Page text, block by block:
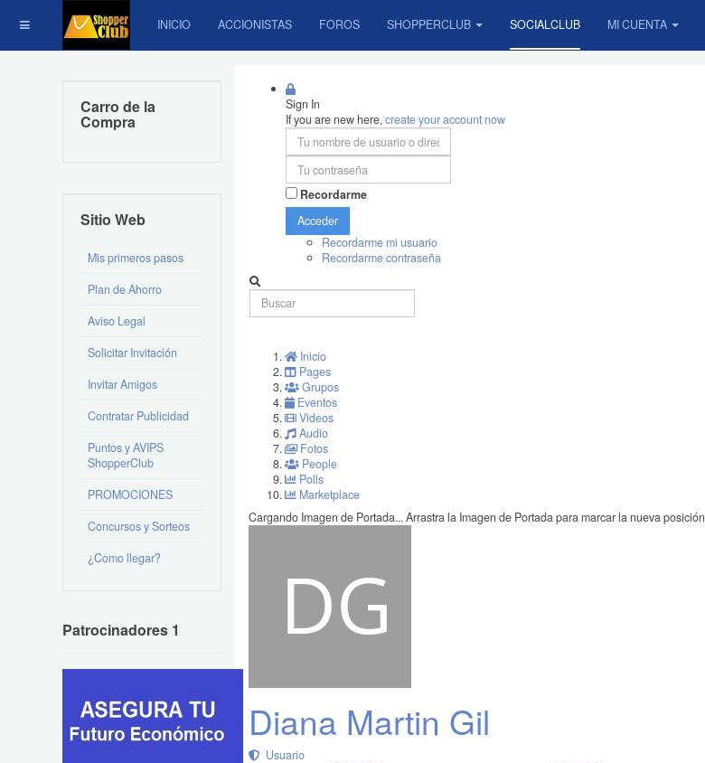
INICIO ACCIONISTAS FOROS SHOPPERCLUB SOCIALCLUB MI CUENTA
Sign In
If you are new here,create your account now
Recordarme
Acceder
Recordarme mi usuario
Recordarme contraseña
Inicio
Pages
Grupos
Eventos
Videos
Audio
Fotos
People
Polls
Marketplace
Cargando Imagen de Portada...Arrastra la Imagen de Portada para marcar la nueva posición
Diana Martin Gil
Usuario
Carro de la
Compra
Sitio Web
Mis primeros pasos
Plan de Ahorro
Aviso Legal
Solicitar Invitación
Invitar Amigos
Contratar Publicidad
Puntos y AVIPS
ShopperClub
PROMOCIONES
Concursos y Sorteos
¿Como llegar?
Patrocinadores 1